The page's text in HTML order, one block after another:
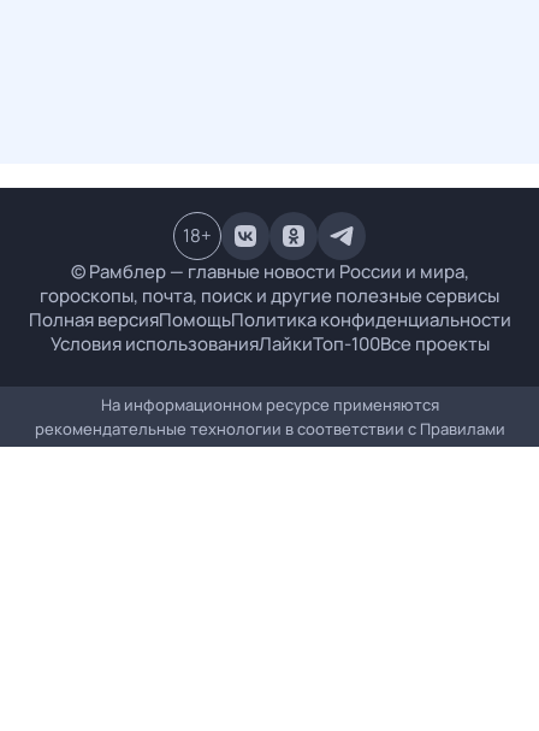
© Рамблер — главные новости России и мира,
гороскопы, почта, поиск и другие полезные сервисы
Полная версияПомощьПолитика конфиденциальности
Условия использованияЛайкиТоп-100Все проекты
18+
На информационном ресурсе применяются
рекомендательные технологии в соответствии с Правилами